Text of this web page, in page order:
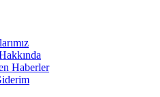
Haberler